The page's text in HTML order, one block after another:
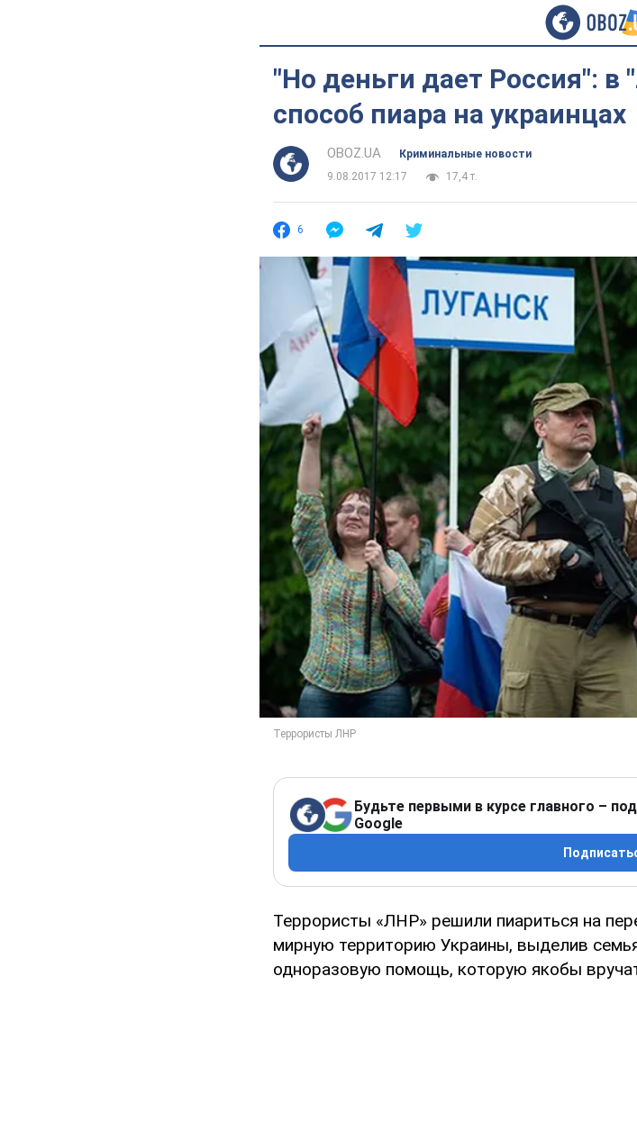
"Но деньги дает Россия":
способ пиара на украинцах
OBOZ.UA
Криминальные новости
9.08.2017 12:17
17,4 т.
6
Будьте первыми в курсе главного –
Google
Террористы «ЛНР» решили пиариться на
мирную территорию Украины, выделив
одноразовую помощь, которую якобы